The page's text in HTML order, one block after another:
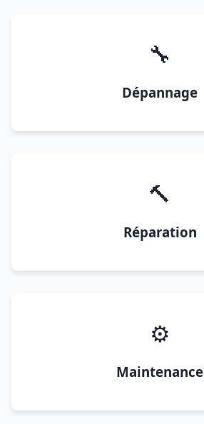
🔧
Dépannage
🔨
Réparation
⚙️
Maintenance